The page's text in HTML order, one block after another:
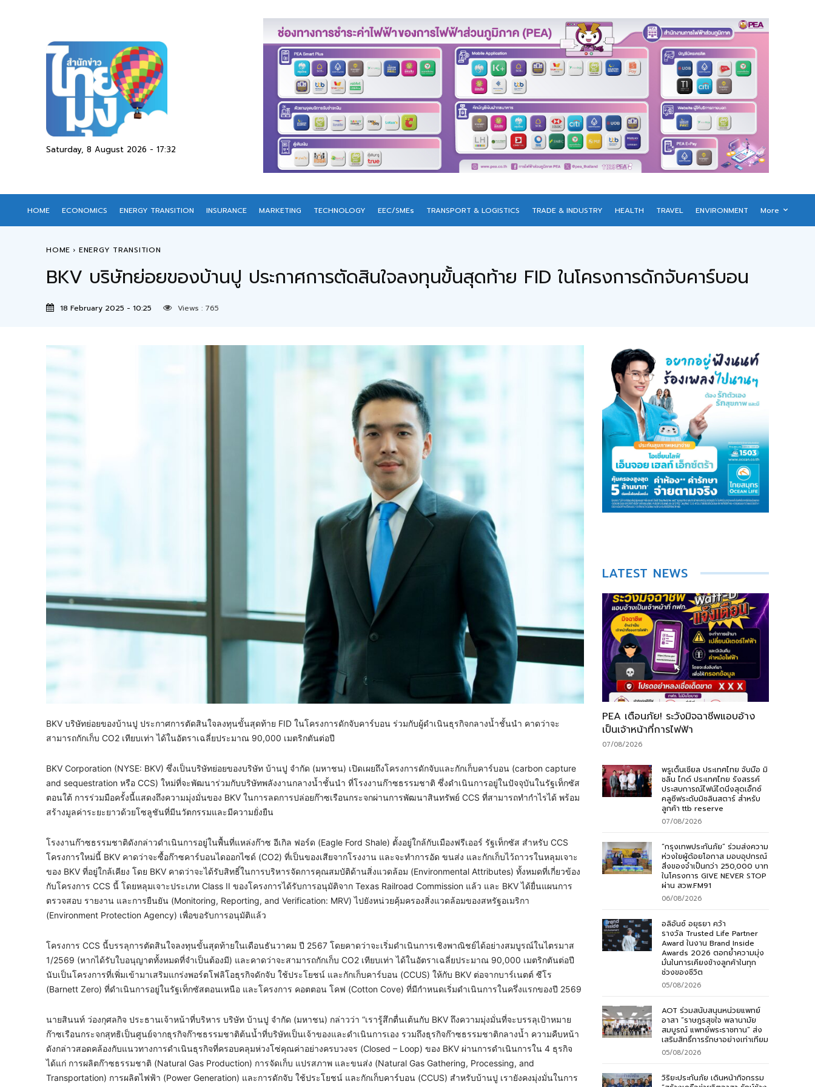
Saturday, 8 August 2026 - 17:32
HOME ECONOMICS ENERGY TRANSITION INSURANCE MARKETING TECHNOLOGY EEC/SMEs TRANSPORT & LOGISTICS TRADE & INDUSTRY HEALTH TRAVEL ENVIRONMENT More
HOME ENERGY TRANSITION
BKV บริษัทย่อยของบ้านปู ประกาศการตัดสินใจลงทุนขั้นสุดท้าย FID ในโครงการดักจับคาร์บอน
18 February 2025 - 10:25 Views : 765
BKV บริษัทย่อยของบ้านปู ประกาศการตัดสินใจลงทุนขั้นสุดท้าย FID ในโครงการดักจับคาร์บอน ร่วมกับผู้ดำเนินธุรกิจกลางน้ำชั้นนำ คาดว่าจะ
สามารถกักเก็บ CO2 เทียบเท่า ได้ในอัตราเฉลี่ยประมาณ 90,000 เมตริกตันต่อปี
BKV Corporation (NYSE: BKV) ซึ่งเป็นบริษัทย่อยของบริษัท บ้านปู จำกัด (มหาชน) เปิดเผยถึงโครงการดักจับและกักเก็บคาร์บอน (carbon capture
and sequestration หรือ CCS) ใหม่ที่จะพัฒนาร่วมกับบริษัทพลังงานกลางน้ำชั้นนำ ที่โรงงานก๊าซธรรมชาติ ซึ่งดำเนินการอยู่ในปัจจุบันในรัฐเท็กซัส
ตอนใต้ การร่วมมือครั้งนี้แสดงถึงความมุ่งมั่นของ BKV ในการลดการปล่อยก๊าซเรือนกระจกผ่านการพัฒนาสินทรัพย์ CCS ที่สามารถทำกำไรได้ พร้อม
สร้างมูลค่าระยะยาวด้วยโซลูชันที่มีนวัตกรรมและมีความยั่งยืน
โรงงานก๊าซธรรมชาติดังกล่าวดำเนินการอยู่ในพื้นที่แหล่งก๊าซ อีเกิล ฟอร์ด (Eagle Ford Shale) ตั้งอยู่ใกล้กับเมืองฟรีเออร์ รัฐเท็กซัส สำหรับ CCS
โครงการใหม่นี้ BKV คาดว่าจะซื้อก๊าซคาร์บอนไดออกไซด์ (CO2) ที่เป็นของเสียจากโรงงาน และจะทำการอัด ขนส่ง และกักเก็บไว้ถาวรในหลุมเจาะ
ของ BKV ที่อยู่ใกล้เคียง โดย BKV คาดว่าจะได้รับสิทธิ์ในการบริหารจัดการคุณสมบัติด้านสิ่งแวดล้อม (Environmental Attributes) ทั้งหมดที่เกี่ยวข้อง
กับโครงการ CCS นี้ โดยหลุมเจาะประเภท Class II ของโครงการได้รับการอนุมัติจาก Texas Railroad Commission แล้ว และ BKV ได้ยื่นแผนการ
ตรวจสอบ รายงาน และการยืนยัน (Monitoring, Reporting, and Verification: MRV) ไปยังหน่วยคุ้มครองสิ่งแวดล้อมของสหรัฐอเมริกา
(Environment Protection Agency) เพื่อขอรับการอนุมัติแล้ว
โครงการ CCS นี้บรรลุการตัดสินใจลงทุนขั้นสุดท้ายในเดือนธันวาคม ปี 2567 โดยคาดว่าจะเริ่มดำเนินการเชิงพาณิชย์ได้อย่างสมบูรณ์ในไตรมาส
1/2569 (หากได้รับใบอนุญาตทั้งหมดที่จำเป็นต้องมี) และคาดว่าจะสามารถกักเก็บ CO2 เทียบเท่า ได้ในอัตราเฉลี่ยประมาณ 90,000 เมตริกตันต่อปี
นับเป็นโครงการที่เพิ่มเข้ามาเสริมแกร่งพอร์ตโฟลิโอธุรกิจดักจับ ใช้ประโยชน์ และกักเก็บคาร์บอน (CCUS) ให้กับ BKV ต่อจากบาร์เนตต์ ซีโร
(Barnett Zero) ที่ดำเนินการอยู่ในรัฐเท็กซัสตอนเหนือ และโครงการ คอตตอน โคฟ (Cotton Cove) ที่มีกำหนดเริ่มดำเนินการในครึ่งแรกของปี 2569
นายสินนท์ ว่องกุศลกิจ ประธานเจ้าหน้าที่บริหาร บริษัท บ้านปู จำกัด (มหาชน) กล่าวว่า “เรารู้สึกตื่นเต้นกับ BKV ถึงความมุ่งมั่นที่จะบรรลุเป้าหมาย
ก๊าซเรือนกระจกสุทธิเป็นศูนย์จากธุรกิจก๊าซธรรมชาติต้นน้ำที่บริษัทเป็นเจ้าของและดำเนินการเอง รวมถึงธุรกิจก๊าซธรรมชาติกลางน้ำ ความคืบหน้า
ดังกล่าวสอดคล้องกับแนวทางการดำเนินธุรกิจที่ครอบคลุมห่วงโซ่คุณค่าอย่างครบวงจร (Closed – Loop) ของ BKV ผ่านการดำเนินการใน 4 ธุรกิจ
ได้แก่ การผลิตก๊าซธรรมชาติ (Natural Gas Production) การจัดเก็บ แปรสภาพ และขนส่ง (Natural Gas Gathering, Processing, and
Transportation) การผลิตไฟฟ้า (Power Generation) และการดักจับ ใช้ประโยชน์ และกักเก็บคาร์บอน (CCUS) สำหรับบ้านปู เรายังคงมุ่งมั่นในการ
LATEST NEWS
PEA เตือนภัย! ระวังมิจฉาชีพแอบอ้าง
เป็นเจ้าหน้าที่การไฟฟ้า
07/08/2026
พรูเด็นเชียล ประเทศไทย จับมือ มิ
ชลิน ไกด์ ประเทศไทย รังสรรค์
ประสบการณ์ไฟน์ไดนิ่งสุดเอ็กซ์
คลูซีฟระดับมิชลินสตาร์ สำหรับ
ลูกค้า ttb reserve
07/08/2026
“กรุงเทพประกันภัย” ร่วมส่งความ
ห่วงใยผู้ด้อยโอกาส มอบอุปกรณ์
สิ่งของจำเป็นกว่า 250,000 บาท
ในโครงการ GIVE NEVER STOP
ผ่าน สวพ.FM91
06/08/2026
อลิอันซ์ อยุธยา คว้า
รางวัล Trusted Life Partner
Award ในงาน Brand Inside
Awards 2026 ตอกย้ำความมุ่ง
มั่นในการเคียงข้างลูกค้าในทุก
ช่วงของชีวิต
05/08/2026
AOT ร่วมสนับสนุนหน่วยแพทย์
อาสา “ราษฎรสุขใจ พลานามัย
สมบูรณ์ แพทย์พระราชทาน” ส่ง
เสริมสิทธิ์การรักษาอย่างเท่าเทียม
05/08/2026
วิริยะประกันภัย เดินหน้ากิจกรรม